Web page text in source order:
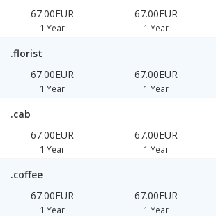
67.00EUR
1 Year
67.00EUR
1 Year
.florist
67.00EUR
1 Year
67.00EUR
1 Year
.cab
67.00EUR
1 Year
67.00EUR
1 Year
.coffee
67.00EUR
1 Year
67.00EUR
1 Year